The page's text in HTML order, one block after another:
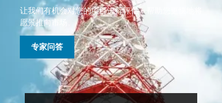
让我们有机会对您的项目进行评估，帮助您更快地将
愿景推向市场。
专家问答